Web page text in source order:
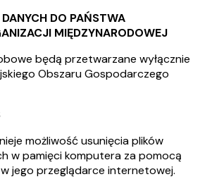
DO PAŃSTWA
MIĘDZYNARODOWEJ
będą przetwarzane wyłącznie
Obszaru Gospodarczego
możliwość usunięcia plików
w pamięci komputera za pomocą
jego przeglądarce internetowej.